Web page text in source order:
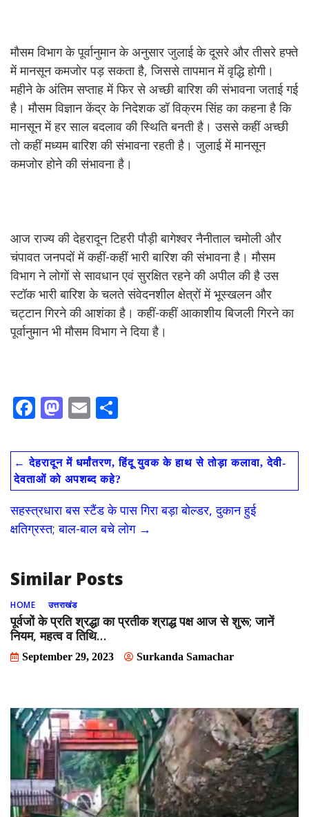
मौसम विभाग के पूर्वानुमान के अनुसार जुलाई के दूसरे और तीसरे हफ्ते
में मानसून कमजोर पड़ सकता है, जिससे तापमान में वृद्धि होगी।
महीने के अंतिम सप्ताह में फिर से अच्छी बारिश की संभावना जताई गई
है। मौसम विज्ञान केंद्र के निदेशक डॉ विक्रम सिंह का कहना है कि
मानसून में हर साल बदलाव की स्थिति बनती है। उससे कहीं अच्छी
तो कहीं मध्यम बारिश की संभावना रहती है। जुलाई में मानसून
कमजोर होने की संभावना है।
आज राज्य की देहरादून टिहरी पौड़ी बागेश्वर नैनीताल चमोली और
चंपावत जनपदों में कहीं-कहीं भारी बारिश की संभावना है। मौसम
विभाग ने लोगों से सावधान एवं सुरक्षित रहने की अपील की है उस
स्टॉक भारी बारिश के चलते संवेदनशील क्षेत्रों में भूस्खलन और
चट्टान गिरने की आशंका है। कहीं-कहीं आकाशीय बिजली गिरने का
पूर्वानुमान भी मौसम विभाग ने दिया है।
F
e
b
o
o
k
M
to
d
o
n
E
ai
l
ar
e
← देहरादून में धर्मांतरण, हिंदू युवक के हाथ से तोड़ा कलावा, देवी-
देवताओं को अपशब्द कहे?
सहस्त्रधारा बस स्टैंड के पास गिरा बड़ा बोल्डर, दुकान हुई
क्षतिग्रस्त; बाल-बाल बचे लोग →
Similar Posts
HOME उत्तराखंड
पूर्वजों के प्रति श्रद्धा का प्रतीक श्राद्ध पक्ष आज से शुरू; जानें
नियम, महत्व व तिथि…
September 29, 2023 Surkanda Samachar